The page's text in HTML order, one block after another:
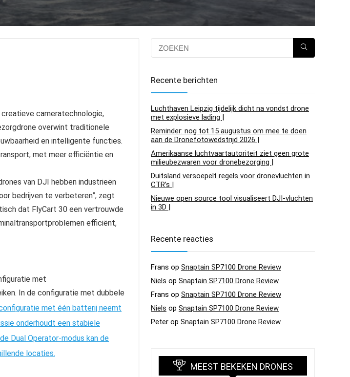
creatieve cameratechnologie,
overwint traditionele
en intelligente functies.
met meer efficiëntie en
van DJI hebben industrieën
bedrijven te verbeteren”, zegt
dat FlyCart 30 een vertrouwde
efficiënt,
met
In de configuratie met dubbele
met één batterij neemt
onderhoudt een stabiele
Dual Operator-modus kan de
locaties.
Recente berichten
Luchthaven Leipzig tijdelijk dicht na vondst drone
met explosieve lading |
Reminder: nog tot 15 augustus om mee te doen
aan de Dronefotowedstrijd 2026 |
Amerikaanse luchtvaartautoriteit ziet geen grote
milieubezwaren voor dronebezorging |
Duitsland versoepelt regels voor dronevluchten in
CTR’s |
Nieuwe open source tool visualiseert DJI-vluchten
in 3D |
Recente reacties
Frans op Snaptain SP7100 Drone Review
Niels op Snaptain SP7100 Drone Review
Frans op Snaptain SP7100 Drone Review
Niels op Snaptain SP7100 Drone Review
Peter op Snaptain SP7100 Drone Review
MEEST BEKEKEN DRONES